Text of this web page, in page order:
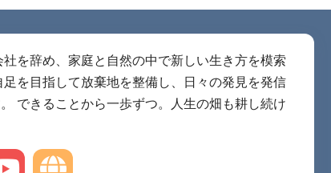
社を辞め、家庭と自然の中で新しい生き方を模索
足を目指して放棄地を整備し、日々の発見を発信
できることから一歩ずつ。人生の畑も耕し続け